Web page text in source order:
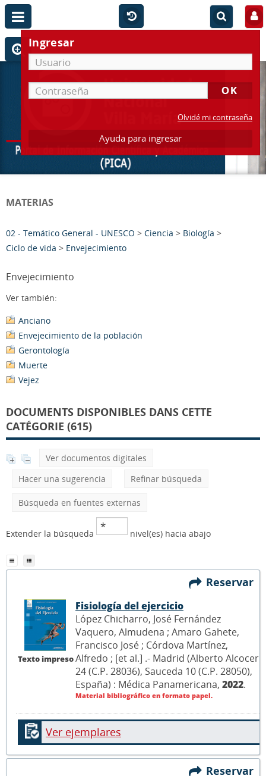
Ingresar
Olvidé mi contraseña
Ayuda para ingresar
MATERIAS
02 - Temático General - UNESCO > Ciencia > Biología >
Ciclo de vida > Envejecimiento
Envejecimiento
Ver también:
Anciano
Envejecimiento de la población
Gerontología
Muerte
Vejez
DOCUMENTS DISPONIBLES DANS CETTE
CATÉGORIE (615)
Ver documentos digitales
Hacer una sugerencia
Refinar búsqueda
Búsqueda en fuentes externas
Extender la búsqueda nivel(es) hacia abajo
Reservar
Texto impreso
Fisiología del ejercicio
López Chicharro, José Fernández
Vaquero, Almudena ; Amaro Gahete,
Francisco José ; Córdova Martínez,
Alfredo ; [et al.] .- Madrid (Alberto Alcocer
24 (C.P. 28036), Sauceda 10 (C.P. 28050),
España) : Médica Panamericana, 2022.
Material bibliográfico en formato papel.
Ver ejemplares
Reservar